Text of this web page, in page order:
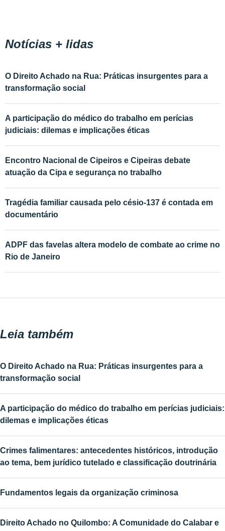
Notícias + lidas
O Direito Achado na Rua: Práticas insurgentes para a
transformação social
A participação do médico do trabalho em perícias
judiciais: dilemas e implicações éticas
Encontro Nacional de Cipeiros e Cipeiras debate
atuação da Cipa e segurança no trabalho
Tragédia familiar causada pelo césio-137 é contada em
documentário
ADPF das favelas altera modelo de combate ao crime no
Rio de Janeiro
Leia também
O Direito Achado na Rua: Práticas insurgentes para a
transformação social
A participação do médico do trabalho em perícias judiciais:
dilemas e implicações éticas
Crimes falimentares: antecedentes históricos, introdução
ao tema, bem jurídico tutelado e classificação doutrinária
Fundamentos legais da organização criminosa
Direito Achado no Quilombo: A Comunidade do Calabar e